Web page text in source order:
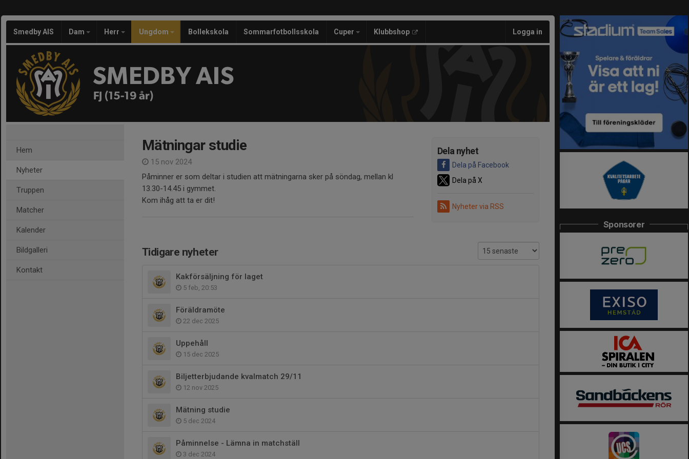
Smedby AIS Dam Herr Ungdom Bollekskola Sommarfotbollsskola Cuper Klubbshop Logga in
SMEDBY AIS
FJ (15-19 år)
Hem
Nyheter
Truppen
Matcher
Kalender
Bildgalleri
Kontakt
Dela nyhet
Dela på Facebook
Dela på X
Nyheter via RSS
Mätningar studie
15 nov 2024
Påminner er som deltar i studien att mätningarna sker på söndag, mellan kl
13.30-14.45 i gymmet.
Kom ihåg att ta er dit!
Tidigare nyheter
Kakförsäljning för laget
5 feb, 20:53
Föräldramöte
22 dec 2025
Uppehåll
15 dec 2025
Biljetterbjudande kvalmatch 29/11
12 nov 2025
Mätning studie
5 dec 2024
Påminnelse - Lämna in matchställ
3 dec 2024
Sponsorer